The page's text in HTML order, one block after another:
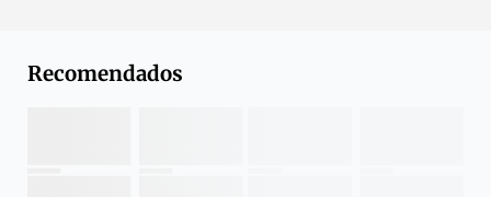
Recomendados